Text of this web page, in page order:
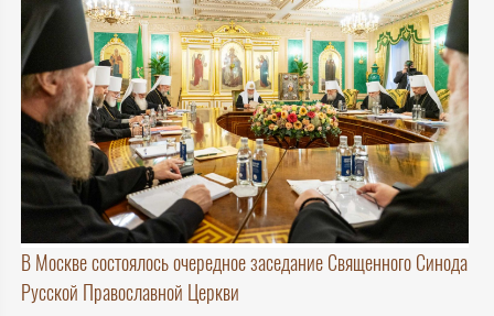
В Москве состоялось очередное заседание Священного Синода
Русской Православной Церкви